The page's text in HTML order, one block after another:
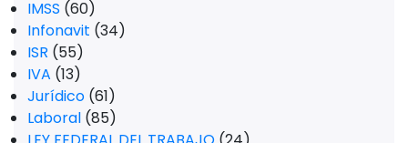
IMSS (60)
Infonavit (34)
ISR (55)
IVA (13)
Jurídico (61)
Laboral (85)